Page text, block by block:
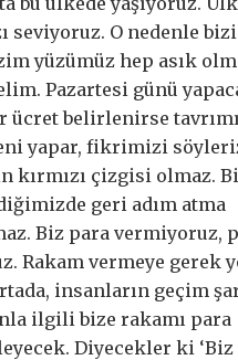
seviyoruz. O nedenle
yüzümüz hep asık
Pazartesi günü
ücret belirlenirse
yapar, fikrimizi
kırmızı çizgisi olmaz.
geri adım atma
Biz para vermiyoruz,
Rakam vermeye gerek
insanların geçim
ilgili bize rakamı para
Diyecekler ki ‘Biz